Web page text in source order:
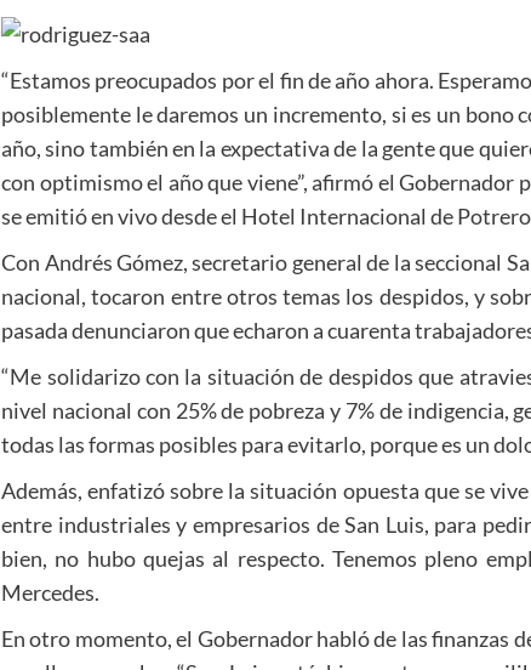
“Estamos preocupados por el fin de año ahora.
posiblemente le daremos un incremento, si es un bono
año, sino también en la expectativa de la gente que
con optimismo el año que viene”, afirmó el
se emitió en vivo desde el Hotel Internacional de Potrero
Con Andrés Gómez, secretario general de la seccional
nacional, tocaron entre otros temas los despidos, y
pasada denunciaron que echaron a cuarenta
“Me solidarizo con la situación de despidos que
nivel nacional con 25% de pobreza y 7% de indigencia,
todas las formas posibles para evitarlo, porque es un
Además, enfatizó sobre la situación opuesta que se
entre industriales y empresarios de San Luis, para
bien, no hubo quejas al respecto. Tenemos pleno
Mercedes.
En otro momento, el Gobernador habló de las finanzas